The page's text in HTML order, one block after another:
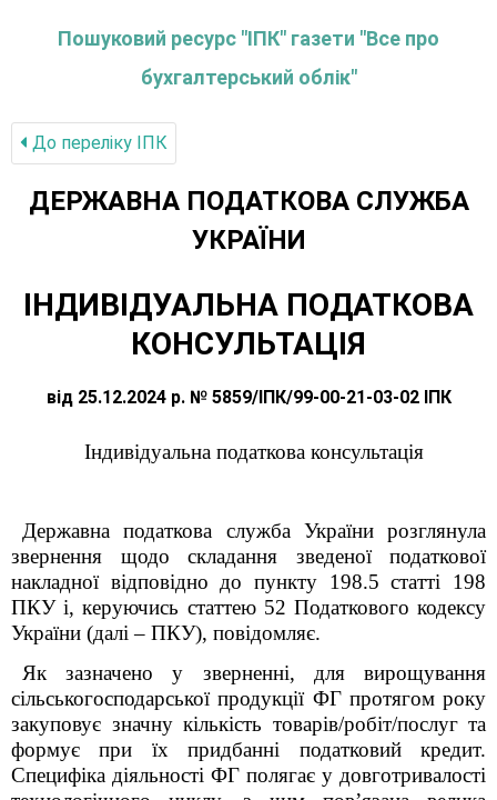
Пошуковий ресурс "ІПК" газети "Все про
бухгалтерський облік"
До переліку IПК
ДЕРЖАВНА ПОДАТКОВА СЛУЖБА
УКРАЇНИ
ІНДИВІДУАЛЬНА ПОДАТКОВА
КОНСУЛЬТАЦІЯ
від 25.12.2024 р. № 5859/ІПК/99-00-21-03-02 ІПК
Індивідуальна податкова консультація
Державна податкова служба України розглянула
звернення щодо складання зведеної податкової
накладної відповідно до пункту 198.5 статті 198
ПКУ і, керуючись статтею 52 Податкового кодексу
України (далі – ПКУ), повідомляє.
Як зазначено у зверненні, для вирощування
сільськогосподарської продукції ФГ протягом року
закуповує значну кількість товарів/робіт/послуг та
формує при їх придбанні податковий кредит.
Специфіка діяльності ФГ полягає у довготривалості